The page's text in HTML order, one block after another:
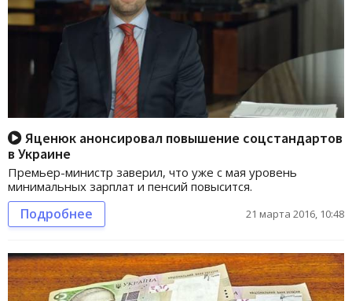
Яценюк анонсировал повышение соцстандартов
в Украине
Премьер-министр заверил, что уже с мая уровень
минимальных зарплат и пенсий повысится.
Подробнее 21 марта 2016, 10:48